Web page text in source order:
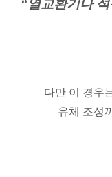
“열교환기나
다만 이 경우
유체 조성